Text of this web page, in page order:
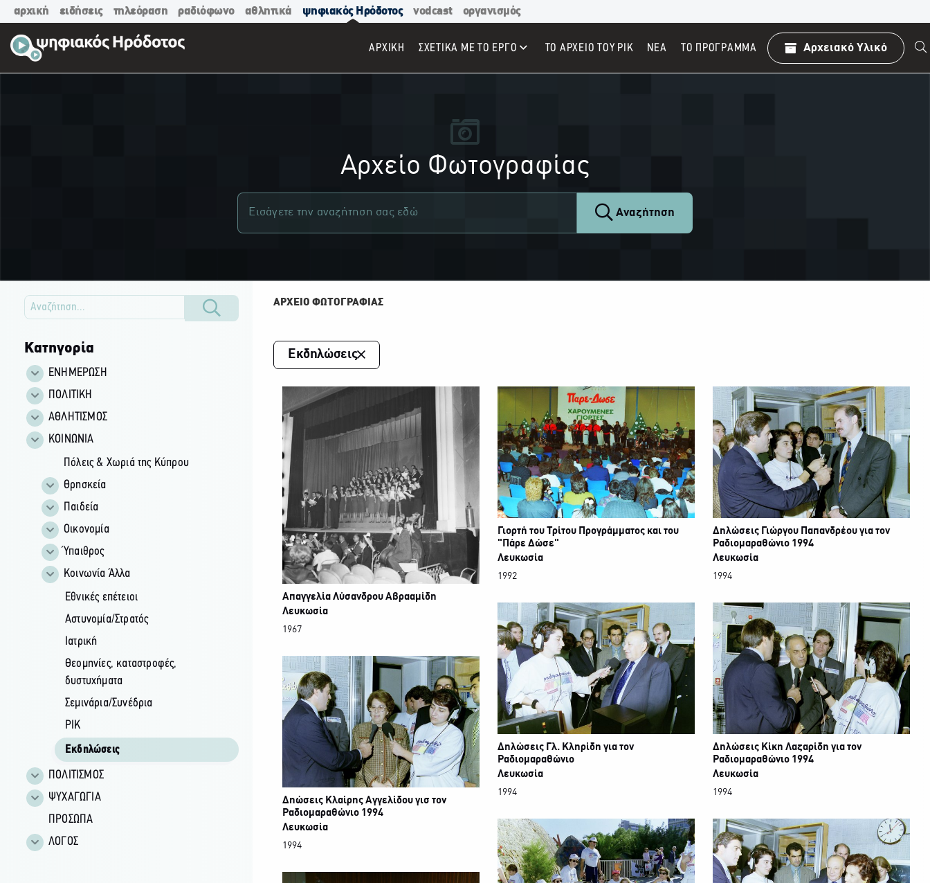
αρχική ειδήσεις τηλεόραση ραδιόφωνο αθλητικά ψηφιακός Ηρόδοτος vodcast οργανισμός
ΑΡΧΙΚΉ ΣΧΕΤΙΚΑ ΜΕ ΤΟ ΕΡΓΟ ΤΟ ΑΡΧΕΙΟ ΤΟΥ ΡΙΚ ΝΕΑ TO ΠΡΌΓΡΑΜΜΑ Αρχειακό Υλικό
Αρχείο Φωτογραφίας
Αναζήτηση
Κατηγορία
ΕΝΗΜΕΡΩΣΗ
ΠΟΛΙΤΙΚΗ
ΑΘΛΗΤΙΣΜΟΣ
ΚΟΙΝΩΝΙΑ
Πόλεις & Χωριά της Κύπρου
Θρησκεία
Παιδεία
Οικονομία
Ύπαιθρος
Κοινωνία Άλλα
Εθνικές επέτειοι
Αστυνομία/Στρατός
Ιατρική
Θεομηνίες, καταστροφές,
δυστυχήματα
Σεμινάρια/Συνέδρια
ΡΙΚ
Εκδηλώσεις
ΠΟΛΙΤΙΣΜΟΣ
ΨΥΧΑΓΩΓΙΑ
ΠΡΟΣΩΠΑ
ΛΟΓΟΣ
ΑΡΧΕΙΟ ΦΩΤΟΓΡΑΦΙΑΣ
Εκδηλώσεις
Απαγγελία Λύσανδρου Αβρααμίδη
Λευκωσία
1967
Γιορτή του Τρίτου Προγράμματος και του
"Πάρε Δώσε"
Λευκωσία
1992
Δηλώσεις Γιώργου Παπανδρέου για τον
Ραδιομαραθώνιο 1994
Λευκωσία
1994
Δηλώσεις Γλ. Κληρίδη για τον
Ραδιομαραθώνιο
Λευκωσία
1994
Δηλώσεις Κίκη Λαζαρίδη για τον
Ραδιομαραθώνιο 1994
Λευκωσία
1994
Δηώσεις Κλαίρης Αγγελίδου γισ τον
Ραδιομαραθώνιο 1994
Λευκωσία
1994